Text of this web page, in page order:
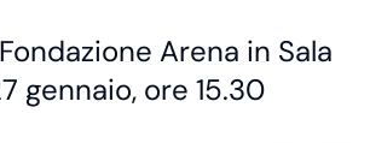
Arena in Sala
gennaio, ore 15.30